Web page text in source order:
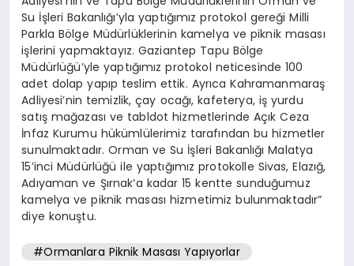
Su İşleri Bakanlığı’yla yaptığımız protokol gereği Milli
Parkla Bölge Müdürlüklerinin kamelya ve piknik masası
işlerini yapmaktayız. Gaziantep Tapu Bölge
Müdürlüğü’yle yaptığımız protokol neticesinde 100
adet dolap yapıp teslim ettik. Ayrıca Kahramanmaraş
Adliyesi’nin temizlik, çay ocağı, kafeterya, iş yurdu
satış mağazası ve tabldot hizmetlerinde Açık Ceza
İnfaz Kurumu hükümlülerimiz tarafından bu hizmetler
sunulmaktadır. Orman ve Su İşleri Bakanlığı Malatya
15’inci Müdürlüğü ile yaptığımız protokolle Sivas, Elazığ,
Adıyaman ve Şırnak’a kadar 15 kentte sunduğumuz
kamelya ve piknik masası hizmetimiz bulunmaktadır”
diye konuştu.
#Ormanlara Piknik Masası Yapıyorlar